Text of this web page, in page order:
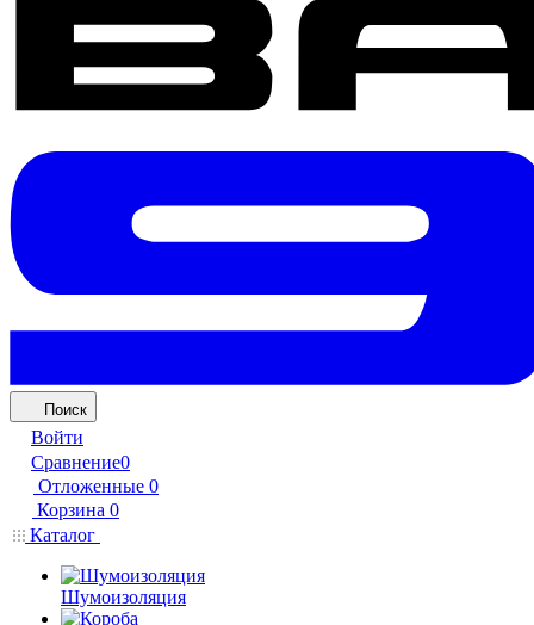
Поиск
Войти
Сравнение0
Отложенные 0
Корзина 0
Каталог
Шумоизоляция